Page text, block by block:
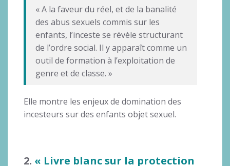
« A la faveur du réel, et de la banalité
des abus sexuels commis sur les
enfants, l’inceste se révèle structurant
de l’ordre social. Il y apparaît comme un
outil de formation à l’exploitation de
genre et de classe. »
Elle montre les enjeux de domination des
incesteurs sur des enfants objet sexuel.
2. « Livre blanc sur la protection